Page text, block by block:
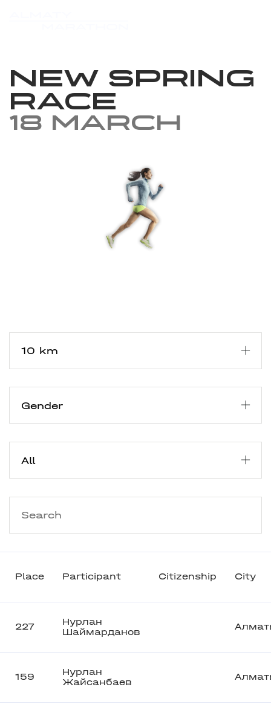
New Spring
Race
18 March
Place Participant Citizenship City
227
Нурлан
Шаймарданов
159
Нурлан
Жайсанбаев